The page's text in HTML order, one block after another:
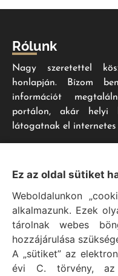
Rólunk
Nagy szeretettel
honlapján. Bízom
információt
portálon, akár helyi
látogatnak el
Impresszum
Vál Község
Vál Község
Adószám: 15727079-2-
Adatvédelmi
Felelős: Bechtold
Ez az oldal sütiket
Weboldalunkon
alkalmazunk. Ezek
tárolnak webes
hozzájárulása
A „sütiket” az
évi C. törvény, az